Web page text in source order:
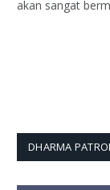
akan sangat
DHARMA